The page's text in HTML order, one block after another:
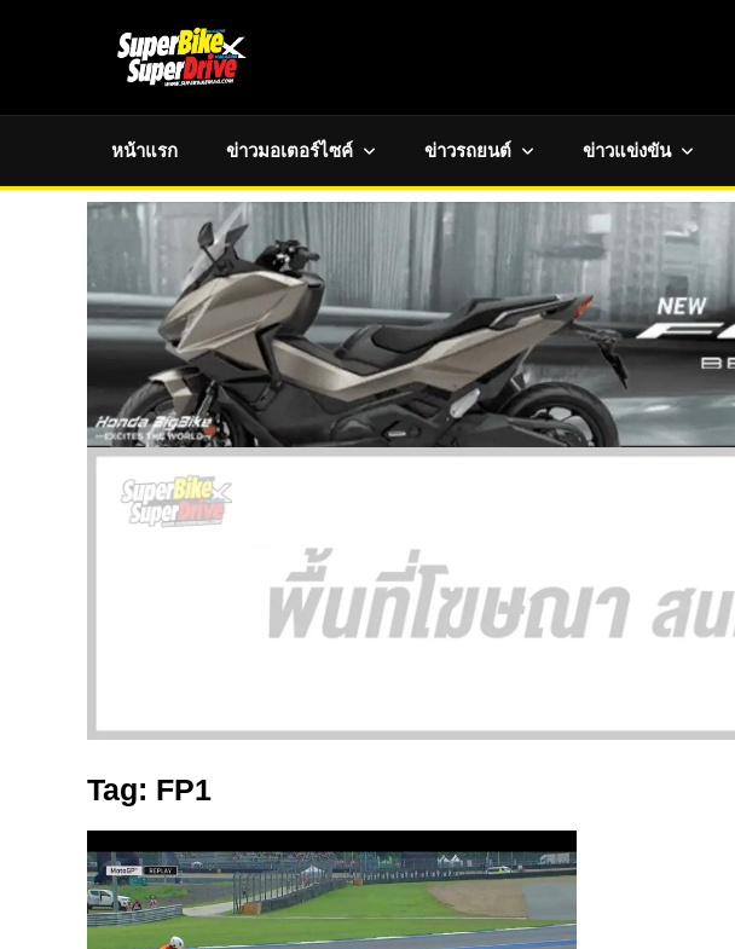
หน้าแรก ข่าวมอเตอร์ไซค์ ข่าวรถยนต์ ข่าวแข่งขัน
Tag: FP1